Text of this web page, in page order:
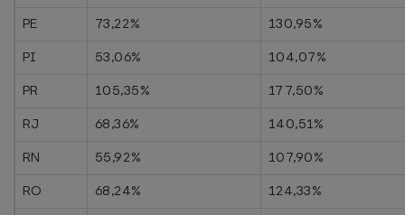
PE
73,22%
130,95%
PI
53,06%
104,07%
PR
105,35%
177,50%
RJ
68,36%
140,51%
RN
55,92%
107,90%
RO
68,24%
124,33%